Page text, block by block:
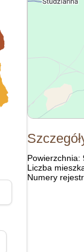
Powierzchnia:
Liczba
Numery